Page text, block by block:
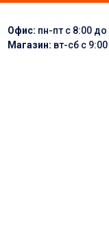
Офис: пн-пт с 8:00
Магазин: вт-сб с